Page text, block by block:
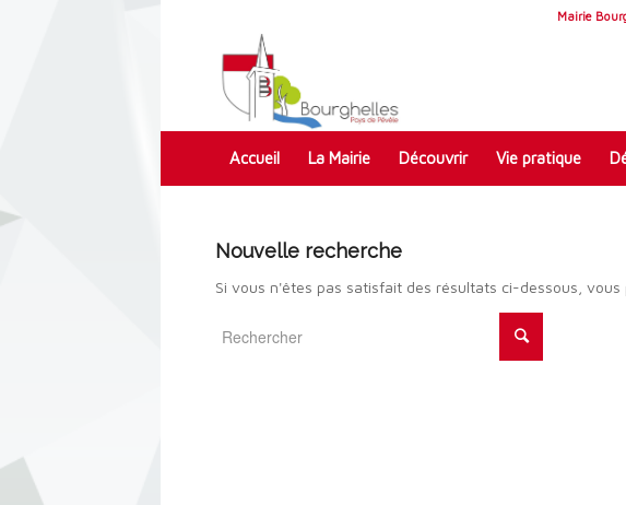
Mairie
Accueil La Mairie Découvrir Vie pratique
Nouvelle recherche
Si vous n'êtes pas satisfait des résultats ci-dessous, vous